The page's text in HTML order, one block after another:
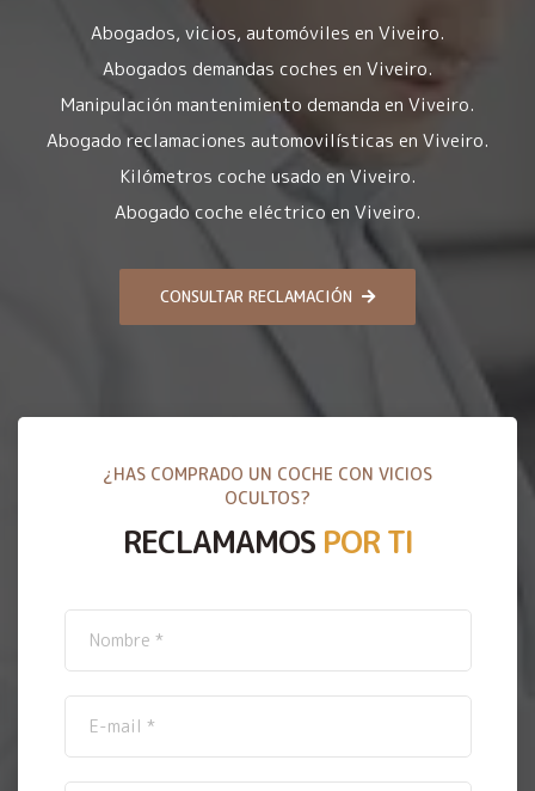
Abogados, vicios, automóviles en Viveiro.
Abogados demandas coches en Viveiro.
Manipulación mantenimiento demanda en Viveiro.
Abogado reclamaciones automovilísticas en Viveiro.
Kilómetros coche usado en Viveiro.
Abogado coche eléctrico en Viveiro.
CONSULTAR RECLAMACIÓN
¿HAS COMPRADO UN COCHE CON VICIOS
OCULTOS?
RECLAMAMOS POR TI